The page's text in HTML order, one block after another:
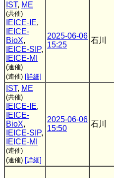
IST, ME
(共催)
IEICE-IE,
IEICE-
BioX,
IEICE-SIP,
IEICE-MI
(連催)
(連催) [詳細]
2025-06-06
15:25
石川
IST, ME
(共催)
IEICE-IE,
IEICE-
BioX,
IEICE-SIP,
IEICE-MI
(連催)
(連催) [詳細]
2025-06-06
15:50
石川